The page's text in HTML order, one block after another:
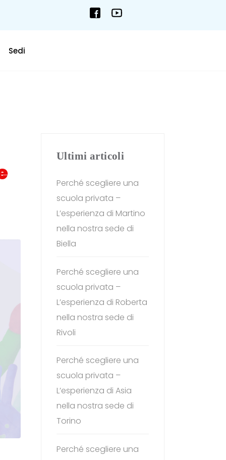
Sedi
Ultimi articoli
Perché scegliere una
scuola privata –
L’esperienza di Martino
nella nostra sede di
Biella
Perché scegliere una
scuola privata –
L’esperienza di Roberta
nella nostra sede di
Rivoli
Perché scegliere una
scuola privata –
L’esperienza di Asia
nella nostra sede di
Torino
Perché scegliere una